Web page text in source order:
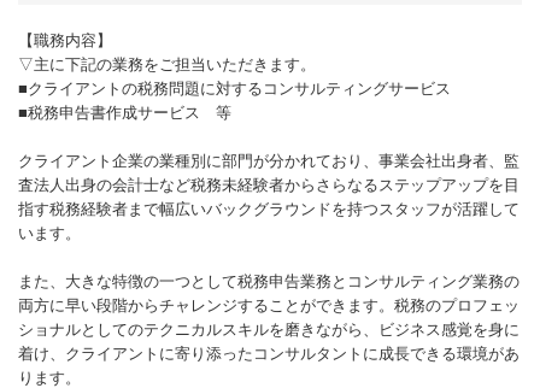
【職務内容】
▽主に下記の業務をご担当いただきます。
■クライアントの税務問題に対するコンサルティングサービス
■税務申告書作成サービス 等
クライアント企業の業種別に部門が分かれており、事業会社出身者、監
査法人出身の会計士など税務未経験者からさらなるステップアップを目
指す税務経験者まで幅広いバックグラウンドを持つスタッフが活躍して
います。
また、大きな特徴の一つとして税務申告業務とコンサルティング業務の
両方に早い段階からチャレンジすることができます。税務のプロフェッ
ショナルとしてのテクニカルスキルを磨きながら、ビジネス感覚を身に
着け、クライアントに寄り添ったコンサルタントに成長できる環境があ
ります。